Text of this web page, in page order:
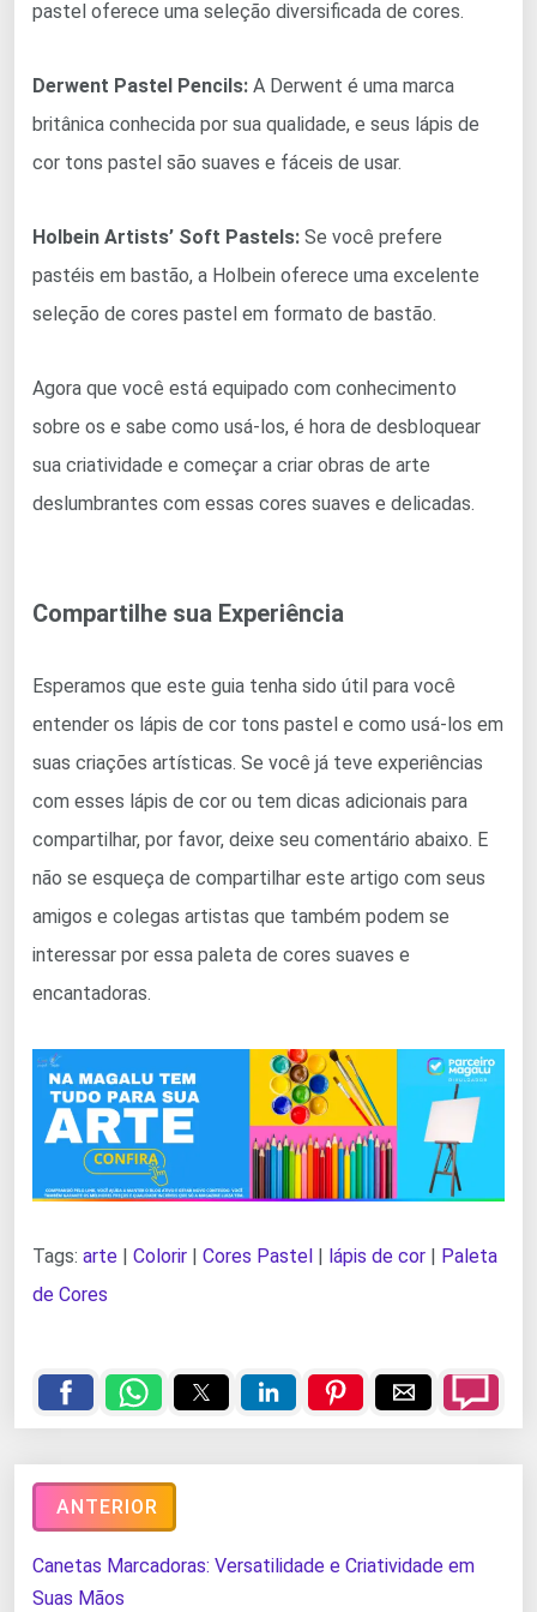
pastel oferece uma seleção diversificada de cores.
Derwent Pastel Pencils: A Derwent é uma marca
britânica conhecida por sua qualidade, e seus lápis de
cor tons pastel são suaves e fáceis de usar.
Holbein Artists’ Soft Pastels: Se você prefere
pastéis em bastão, a Holbein oferece uma excelente
seleção de cores pastel em formato de bastão.
Agora que você está equipado com conhecimento
sobre os e sabe como usá-los, é hora de desbloquear
sua criatividade e começar a criar obras de arte
deslumbrantes com essas cores suaves e delicadas.
Compartilhe sua Experiência
Esperamos que este guia tenha sido útil para você
entender os lápis de cor tons pastel e como usá-los em
suas criações artísticas. Se você já teve experiências
com esses lápis de cor ou tem dicas adicionais para
compartilhar, por favor, deixe seu comentário abaixo. E
não se esqueça de compartilhar este artigo com seus
amigos e colegas artistas que também podem se
interessar por essa paleta de cores suaves e
encantadoras.
Tags: arte | Colorir | Cores Pastel | lápis de cor | Paleta
de Cores
ANTERIOR
Canetas Marcadoras: Versatilidade e Criatividade em
Suas Mãos